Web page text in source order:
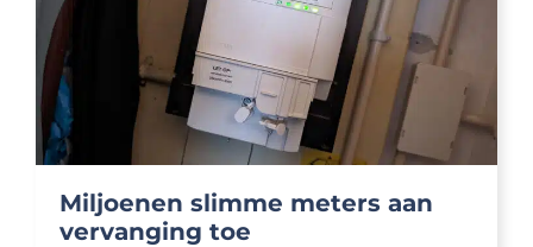
Miljoenen slimme meters aan
vervanging toe